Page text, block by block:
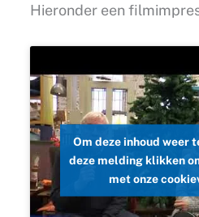
Hieronder een
Om deze inhoud weer
deze melding klikken
met onze